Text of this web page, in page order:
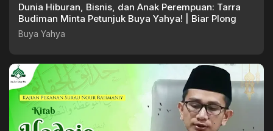
Dunia Hiburan, Bisnis, dan Anak Perempuan: Tarra
Budiman Minta Petunjuk Buya Yahya! | Biar Plong
Buya Yahya